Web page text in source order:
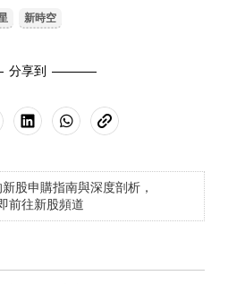
新時空
分享到
股申購指南與深度剖析，
前往新股頻道